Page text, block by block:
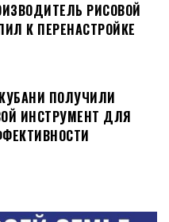
РИСОВОЙ
К ПЕРЕНАСТРОЙКЕ
ПОЛУЧИЛИ
ИНСТРУМЕНТ ДЛЯ